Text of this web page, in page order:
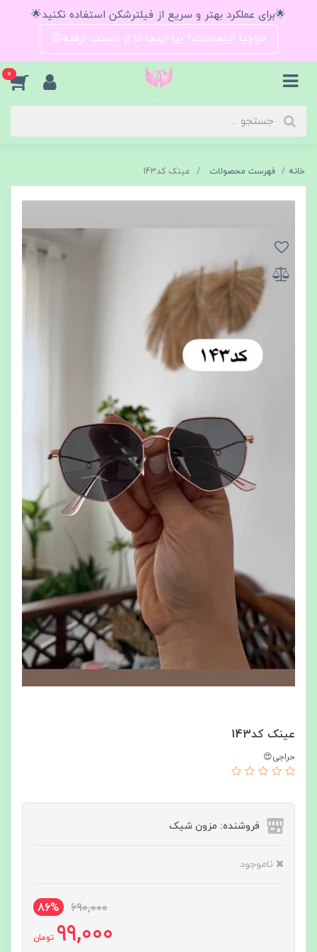
🌟برای عملکرد بهتر و سریع از فیلترشکن استفاده نکنید🌟
حراجیا اینجاست؟ بیا اینجا تا از دستت نرفته😍
0
خانه فهرست محصولات عینک کد143
عینک کد143
حراجی😍
فروشنده: مزون شیک
ناموجود
690,000
86%
99,000 تومان